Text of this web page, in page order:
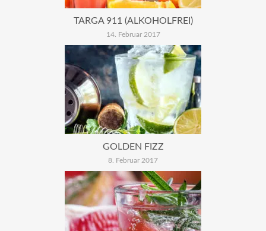
TARGA 911 (ALKOHOLFREI)
14. Februar 2017
GOLDEN FIZZ
8. Februar 2017